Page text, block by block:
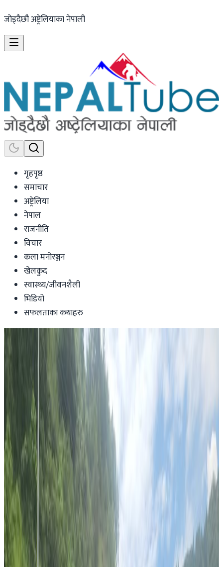
जोड्दैछौ अष्ट्रेलियाका नेपाली
गृहपृष्ठ
समाचार
अष्ट्रेलिया
नेपाल
राजनीति
विचार
कला मनोरञ्जन
खेलकुद
स्वास्थ्य/जीवनशैली
भिडियो
सफलताका कथाहरु
News
नेपालमा थप तीन जनामा कोरोना
संक्रमण,संक्रमितको संख्या १२ पुग्यो
Nepaltube Australia